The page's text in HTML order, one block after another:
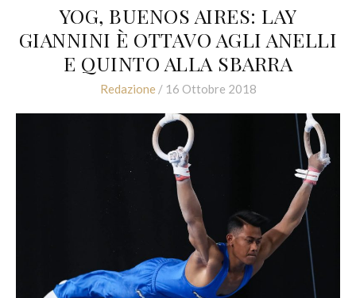
YOG, BUENOS AIRES: LAY
GIANNINI È OTTAVO AGLI ANELLI
E QUINTO ALLA SBARRA
Redazione/ 16 Ottobre 2018